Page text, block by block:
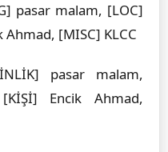
pasar malam, [LOC]
Ahmad, [MISC] KLCC
pasar malam,
Encik Ahmad,